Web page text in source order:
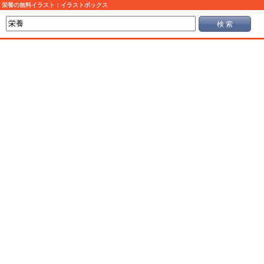
栄養の無料イラスト：イラストボックス
検 索